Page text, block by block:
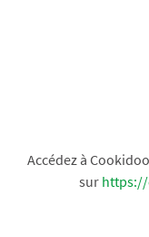
Accédez à
sur